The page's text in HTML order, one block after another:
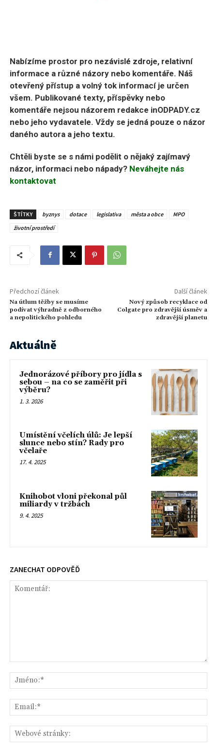
Nabízíme prostor pro nezávislé zdroje, relativní
informace a různé názory nebo komentáře. Náš
otevřený přístup a volný tok informací je určen
všem. Publikované texty, příspěvky nebo
komentáře nejsou názorem redakce inODPADY.cz
nebo jeho vydavatele. Vždy se jedná pouze o názor
daného autora a jeho textu.
Chtěli byste se s námi podělit o nějaký zajímavý
názor, informaci nebo nápady? Neváhejte nás
kontaktovat
ŠTÍTKY byznys dotace legislativa města a obce
MPO
životní prostředí
Předchozí článek
Na útlum těžby se musíme
podívat výhradně z odborného
a nepolitického pohledu
Další článek
Nový způsob recyklace od
Colgate pro zdravější úsměv a
zdravější planetu
Aktuálně
Jednorázové příbory pro jídla s
sebou – na co se zaměřit při
výběru?
1. 3. 2026
Umístění včelích úlů: Je lepší
slunce nebo stín? Rady pro
včelaře
17. 4. 2025
Knihobot vloni překonal půl
miliardy v tržbách
9. 4. 2025
ZANECHAT ODPOVĚĎ